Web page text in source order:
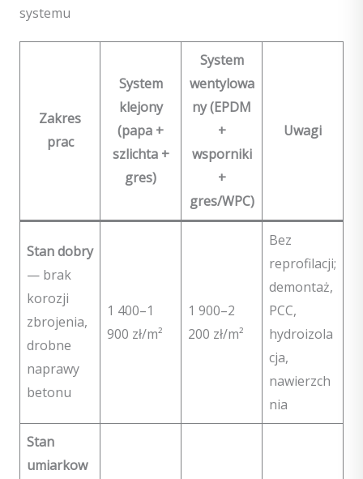
systemu
Zakres
prac
System
klejony
(papa +
szlichta +
gres)
System
wentylowa
ny (EPDM
+
wsporniki
+
gres/WPC)
Uwagi
Stan dobry
— brak
korozji
zbrojenia,
drobne
naprawy
betonu
1 400–1
900 zł/m²
1 900–2
200 zł/m²
Bez
reprofilacji;
demontaż,
PCC,
hydroizola
cja,
nawierzch
nia
Stan
umiarkow